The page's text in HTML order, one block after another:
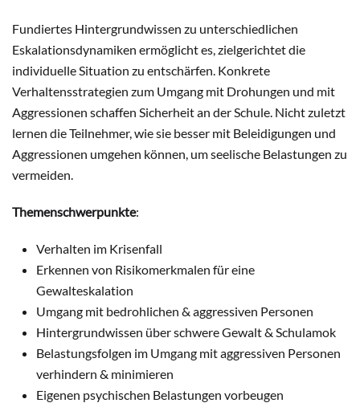
Fundiertes Hintergrundwissen zu unterschiedlichen
Eskalationsdynamiken ermöglicht es, zielgerichtet die
individuelle Situation zu entschärfen. Konkrete
Verhaltensstrategien zum Umgang mit Drohungen und mit
Aggressionen schaffen Sicherheit an der Schule. Nicht zuletzt
lernen die Teilnehmer, wie sie besser mit Beleidigungen und
Aggressionen umgehen können, um seelische Belastungen zu
vermeiden.
Themenschwerpunkte:
Verhalten im Krisenfall
Erkennen von Risikomerkmalen für eine
Gewalteskalation
Umgang mit bedrohlichen & aggressiven Personen
Hintergrundwissen über schwere Gewalt & Schulamok
Belastungsfolgen im Umgang mit aggressiven Personen
verhindern & minimieren
Eigenen psychischen Belastungen vorbeugen